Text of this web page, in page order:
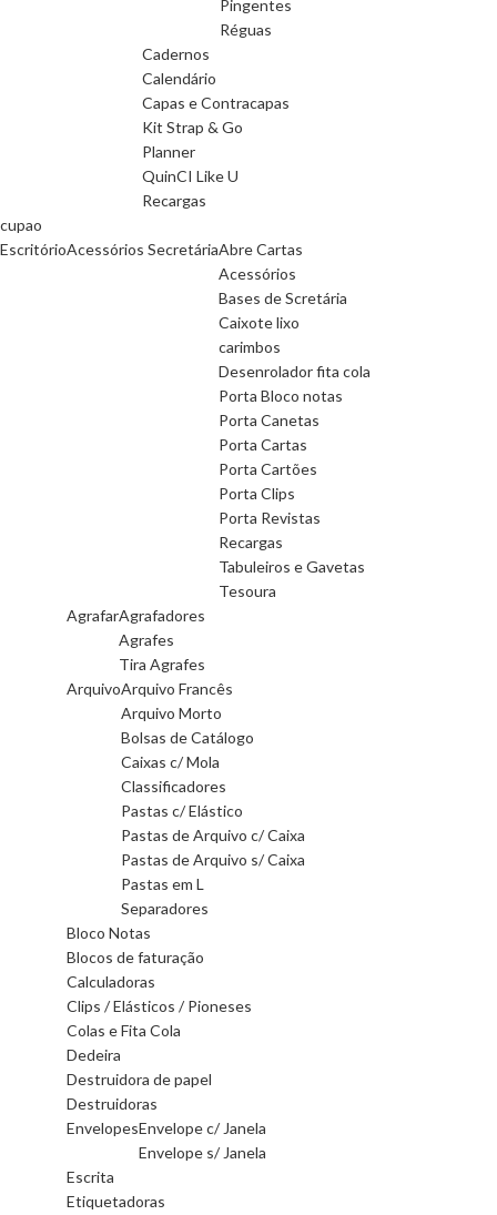
Pingentes
Réguas
Cadernos
Calendário
Capas e Contracapas
Kit Strap & Go
Planner
QuinCI Like U
Recargas
cupao
EscritórioAcessórios SecretáriaAbre Cartas
Acessórios
Bases de Scretária
Caixote lixo
carimbos
Desenrolador fita cola
Porta Bloco notas
Porta Canetas
Porta Cartas
Porta Cartões
Porta Clips
Porta Revistas
Recargas
Tabuleiros e Gavetas
Tesoura
AgrafarAgrafadores
Agrafes
Tira Agrafes
ArquivoArquivo Francês
Arquivo Morto
Bolsas de Catálogo
Caixas c/ Mola
Classificadores
Pastas c/ Elástico
Pastas de Arquivo c/ Caixa
Pastas de Arquivo s/ Caixa
Pastas em L
Separadores
Bloco Notas
Blocos de faturação
Calculadoras
Clips / Elásticos / Pioneses
Colas e Fita Cola
Dedeira
Destruidora de papel
Destruidoras
EnvelopesEnvelope c/ Janela
Envelope s/ Janela
Escrita
Etiquetadoras